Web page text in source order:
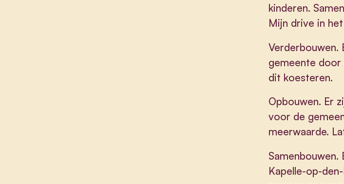
kinderen.
Mijn drive in
Verderbouwen.
gemeente door
dit koesteren.
Opbouwen. Er
voor de
meerwaarde.
Kapelle-op-